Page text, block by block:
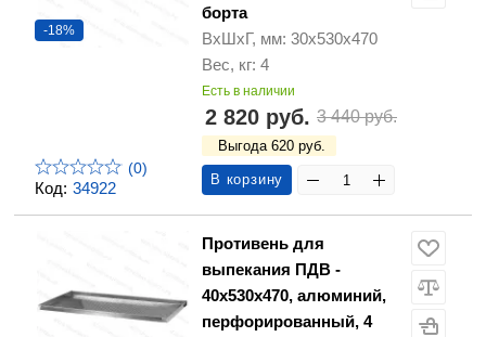
Код: 34922
-18%
(0)
борта
ВхШхГ, мм: 30х530х470
Вес, кг: 4
Есть в наличии
2 820 руб. 3 440 руб.
Выгода 620 руб.
В корзину
Противень для
выпекания ПДВ -
40х530х470, алюминий,
перфорированный, 4